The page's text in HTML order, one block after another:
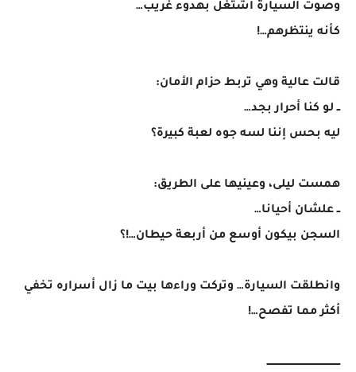
وصوت السيارة اشتغل بهدوء غريب…
كأنه ينتظرهم…!
قالت عالية وهي تربط حزام الأمان:
ــ لو كنا أحرار بجد…
ليه بحس إننا لسه جوه لعبة كبيرة؟
همست ليلى، وعينيها على الطريق:
ــ علشان أحيانا…
السجن بيكون أوسع من أربعة حيطان…!؟
وانطلقت السيارة… وتركت وراءها بيت ما زال أسراره تخفي
أكثر مما تفصح…!
ــــــــــــــــــــــــــــــــــــــــــــــ